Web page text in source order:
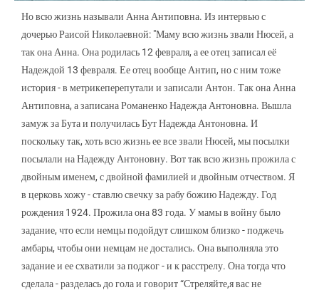
Но всю жизнь называли Анна Антиповна. Из интервью с
дочерью Раисой Николаевной: "Маму всю жизнь звали Нюсей, а
так она Анна. Она родилась 12 февраля, а ее отец записал её
Надеждой 13 февраля. Ее отец вообще Антип, но с ним тоже
история - в метрикеперепутали и записали Антон. Так она Анна
Антиповна, а записана Романенко Надежда Антоновна. Вышла
замуж за Бута и получилась Бут Надежда Антоновна. И
поскольку так, хоть всю жизнь ее все звали Нюсей, мы посылки
посылали на Надежду Антоновну. Вот так всю жизнь прожила с
двойным именем, с двойной фамилией и двойным отчеством. Я
в церковь хожу - ставлю свечку за рабу божию Надежду. Год
рождения 1924. Прожила она 83 года. У мамы в войну было
задание, что если немцы подойдут слишком близко - поджечь
амбары, чтобы они немцам не достались. Она выполняла это
задание и ее схватили за поджог - и к расстрелу. Она тогда что
сделала - разделась до гола и говорит “Стреляйте,я вас не